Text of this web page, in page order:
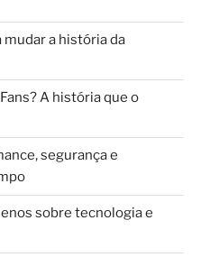
mudar a história da
A história que o
segurança e
sobre tecnologia e